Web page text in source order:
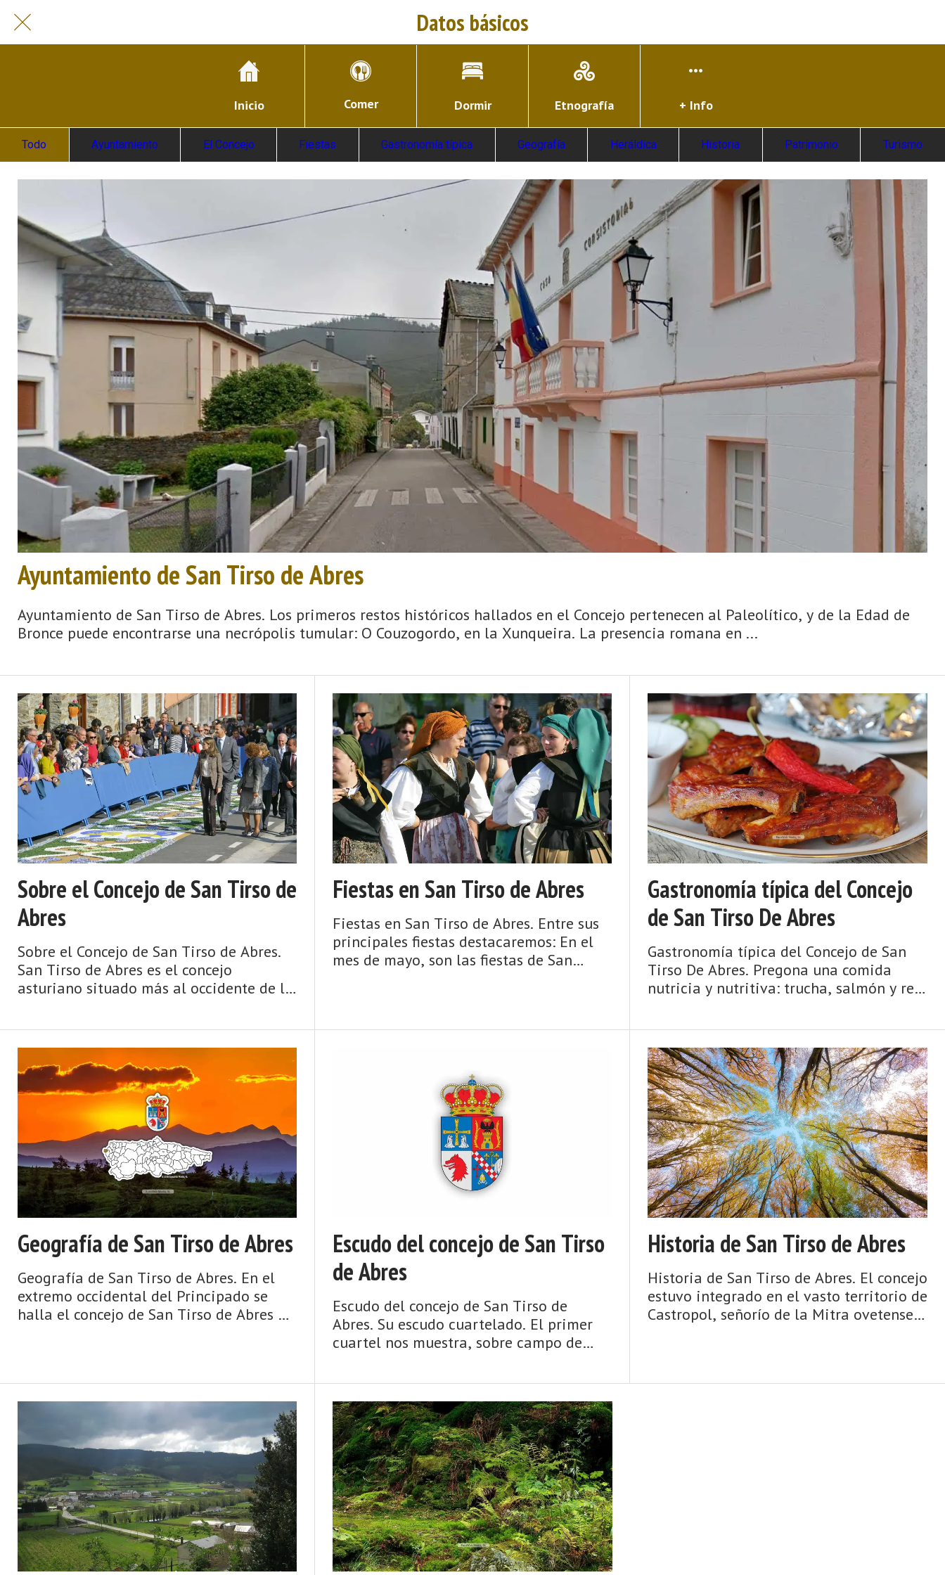
Datos básicos
Inicio Comer Dormir Etnografía + Info
Todo Ayuntamiento El Concejo Fiestas Gastronomía típica Geografía Heráldica Historia Patrimonio Turismo
Ayuntamiento de San Tirso de Abres
Ayuntamiento de San Tirso de Abres. Los primeros restos históricos hallados en el Concejo pertenecen al Paleolítico, y de la Edad de
Bronce puede encontrarse una necrópolis tumular: O Couzogordo, en la Xunqueira. La presencia romana en ...
Sobre el Concejo de San Tirso de
Abres
Sobre el Concejo de San Tirso de Abres.
San Tirso de Abres es el concejo
asturiano situado más al occidente de la
concej ...
Fiestas en San Tirso de Abres
Fiestas en San Tirso de Abres. Entre sus
principales fiestas destacaremos: En el
mes de mayo, son las fiestas de San
...
Gastronomía típica del Concejo
de San Tirso De Abres
Gastronomía típica del Concejo de San
Tirso De Abres. Pregona una comida
nutricia y nutritiva: trucha, salmón y reo,
cocido (lacón, cabeza, chorizo, oreja de
cerdo y grelos); embutidos; ch ...
Geografía de San Tirso de Abres
Geografía de San Tirso de Abres. En el
extremo occidental del Principado se
halla el concejo de San Tirso de Abres —
Escudo del concejo de San Tirso
de Abres
Escudo del concejo de San Tirso de
Abres. Su escudo cuartelado. El primer
cuartel nos muestra, sobre campo de
representación de su dependencia de la
mitra ovetense. El segundo cuartel, en
campo de gule ...
Historia de San Tirso de Abres
Historia de San Tirso de Abres. El concejo
estuvo integrado en el vasto territorio de
Castropol, señorío de la Mitra ovetense